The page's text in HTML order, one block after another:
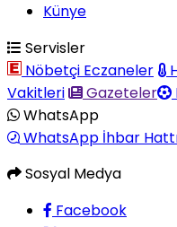
Künye
Servisler
Nöbetçi Eczaneler
Vakitleri
Gazeteler
WhatsApp
WhatsApp İhbar
Sosyal Medya
Facebook